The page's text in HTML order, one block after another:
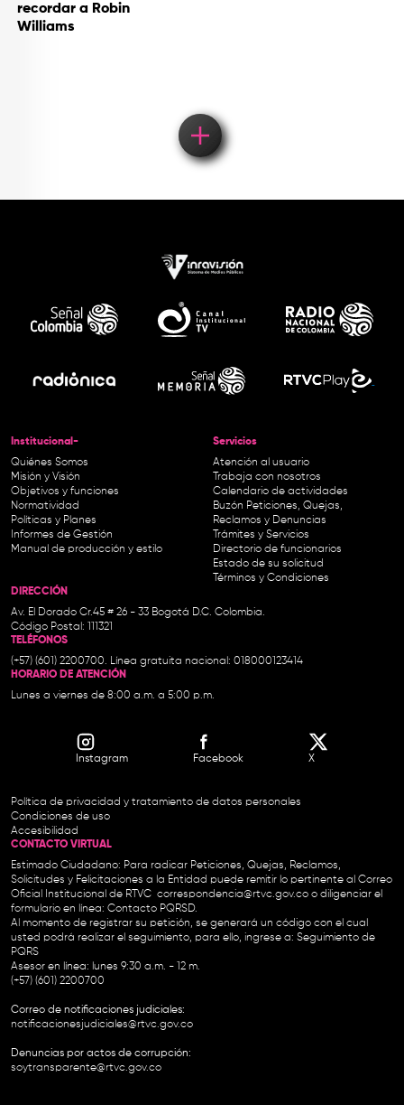
recordar a Robin
Williams
Institucional-
Quiénes Somos
Misión y Visión
Objetivos y funciones
Normatividad
Políticas y Planes
Informes de Gestión
Manual de producción y estilo
Servicios
Atención al usuario
Trabaja con nosotros
Calendario de actividades
Buzón Peticiones, Quejas,
Reclamos y Denuncias
Trámites y Servicios
Directorio de funcionarios
Estado de su solicitud
Términos y Condiciones
DIRECCIÓN
Av. El Dorado Cr.45 # 26 - 33 Bogotá D.C. Colombia.
Código Postal: 111321
TELÉFONOS
(+57) (601) 2200700. Línea gratuita nacional: 018000123414
HORARIO DE ATENCIÓN
Lunes a viernes de 8:00 a.m. a 5:00 p.m.
Instagram Facebook X
Política de privacidad y tratamiento de datos personales
Condiciones de uso
Accesibilidad
CONTACTO VIRTUAL
Estimado Ciudadano: Para radicar Peticiones, Quejas, Reclamos,
Solicitudes y Felicitaciones a la Entidad puede remitir lo pertinente al Correo
Oficial Institucional de RTVC correspondencia@rtvc.gov.co o diligenciar el
formulario en línea: Contacto PQRSD.
Al momento de registrar su petición, se generará un código con el cual
usted podrá realizar el seguimiento, para ello, ingrese a: Seguimiento de
PQRS
Asesor en línea: lunes 9:30 a.m. - 12 m.
(+57) (601) 2200700
Correo de notificaciones judiciales:
notificacionesjudiciales@rtvc.gov.co
Denuncias por actos de corrupción:
soytransparente@rtvc.gov.co